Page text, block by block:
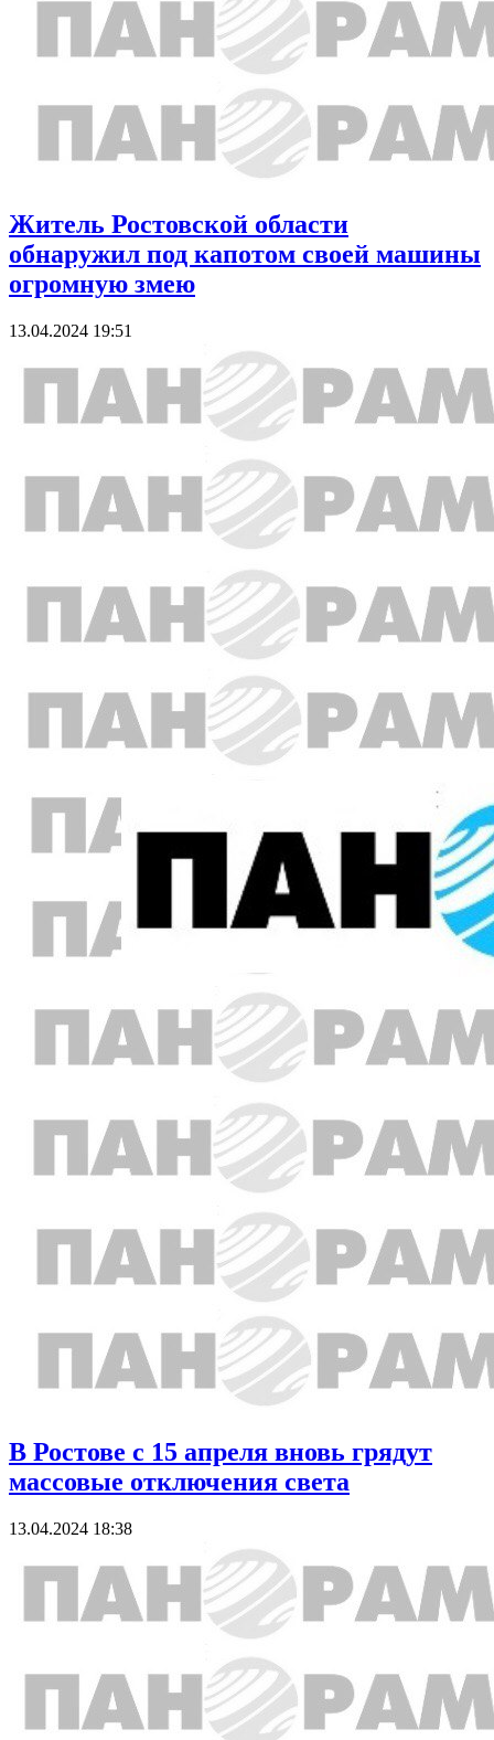
Житель Ростовской области
обнаружил под капотом своей машины
огромную змею
13.04.2024 19:51
В Ростове с 15 апреля вновь грядут
массовые отключения света
13.04.2024 18:38